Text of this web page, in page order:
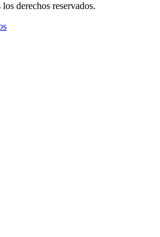
los derechos reservados.